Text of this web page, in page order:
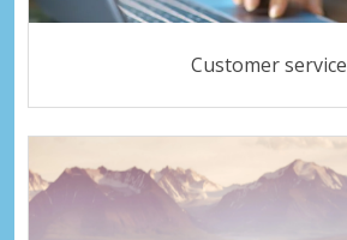
Customer service